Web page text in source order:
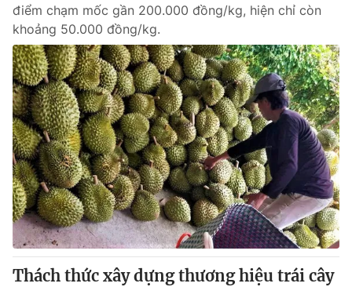
điểm chạm mốc gần 200.000 đồng/kg, hiện chỉ còn
khoảng 50.000 đồng/kg.
Thách thức xây dựng thương hiệu trái cây